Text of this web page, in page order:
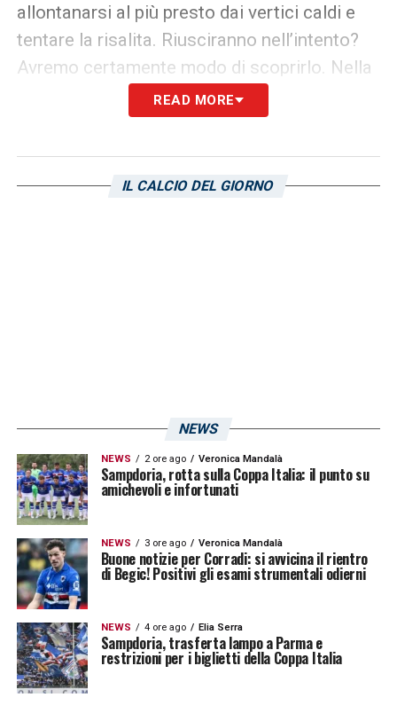
allontanarsi al più presto dai vertici caldi e
tentare la risalita. Riusciranno nell’intento?
Avremo certamente modo di scoprirlo. Nella
corrente parte di stagione ad attendere i
blucerchiati vi sono ulteriori match cruciali
-Sampdoria: 9 marzo ore 13:00
READ MORE
IL CALCIO DEL GIORNO
NEWS
NEWS 2 ore ago Veronica Mandalà
Sampdoria, rotta sulla Coppa Italia: il punto su
amichevoli e infortunati
NEWS 3 ore ago Veronica Mandalà
Buone notizie per Corradi: si avvicina il rientro
di Begic! Positivi gli esami strumentali odierni
NEWS 4 ore ago Elia Serra
Sampdoria, trasferta lampo a Parma e
restrizioni per i biglietti della Coppa Italia